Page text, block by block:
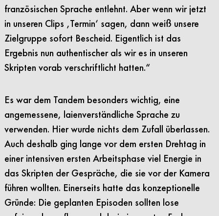
französischen Sprache entlehnt. Aber wenn wir jetzt
in unseren Clips ‚Termin‘ sagen, dann weiß unsere
Zielgruppe sofort Bescheid. Eigentlich ist das
Ergebnis nun authentischer als wir es in unseren
Skripten vorab verschriftlicht hatten.“
Es war dem Tandem besonders wichtig, eine
angemessene, laienverständliche Sprache zu
verwenden. Hier wurde nichts dem Zufall überlassen.
Auch deshalb ging lange vor dem ersten Drehtag in
einer intensiven ersten Arbeitsphase viel Energie in
das Skripten der Gespräche, die sie vor der Kamera
führen wollten. Einerseits hatte das konzeptionelle
Gründe: Die geplanten Episoden sollten lose